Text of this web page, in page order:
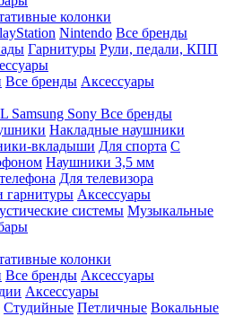
колонки
Nintendo Все бренды
Гарнитуры Рули, педали, КПП
Все бренды Аксессуары
Samsung Sony Все бренды
Накладные наушники
вкладыши Для спорта С
Наушники 3,5 мм
Для телевизора
гарнитуры Аксессуары
системы Музыкальные
колонки
Все бренды Аксессуары
Аксессуары
Студийные Петличные Вокальные